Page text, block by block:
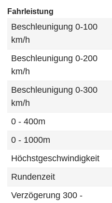
Fahrleistung
Beschleunigung 0-100
km/h
Beschleunigung 0-200
km/h
Beschleunigung 0-300
km/h
0 - 400m
0 - 1000m
Höchstgeschwindigkeit
Rundenzeit
Verzögerung 300 -